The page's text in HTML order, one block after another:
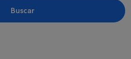
Buscar